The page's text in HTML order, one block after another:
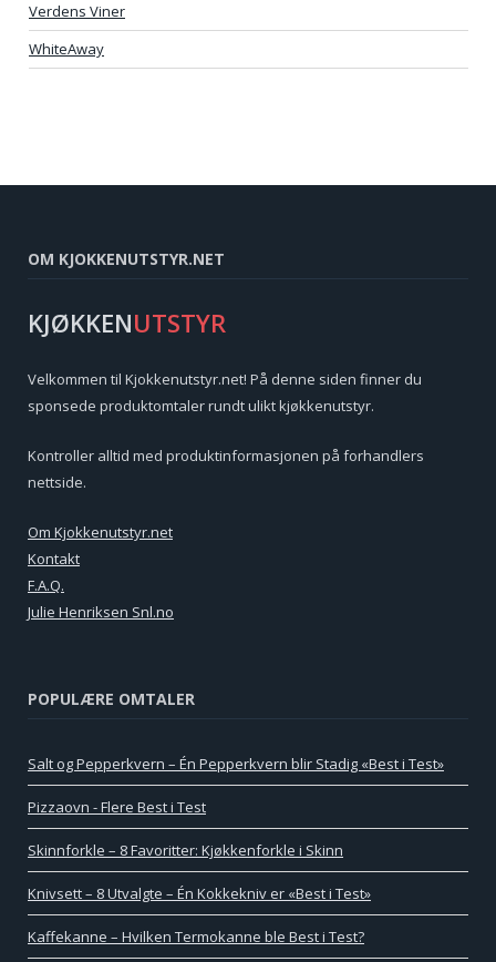
Verdens Viner
WhiteAway
OM KJOKKENUTSTYR.NET
KJØKKENUTSTYR
Velkommen til Kjokkenutstyr.net! På denne siden finner du
sponsede produktomtaler rundt ulikt kjøkkenutstyr.
Kontroller alltid med produktinformasjonen på forhandlers
nettside.
Om Kjokkenutstyr.net
Kontakt
F.A.Q.
Julie Henriksen Snl.no
POPULÆRE OMTALER
Salt og Pepperkvern – Én Pepperkvern blir Stadig «Best i Test»
Pizzaovn - Flere Best i Test
Skinnforkle – 8 Favoritter: Kjøkkenforkle i Skinn
Knivsett – 8 Utvalgte – Én Kokkekniv er «Best i Test»
Kaffekanne – Hvilken Termokanne ble Best i Test?